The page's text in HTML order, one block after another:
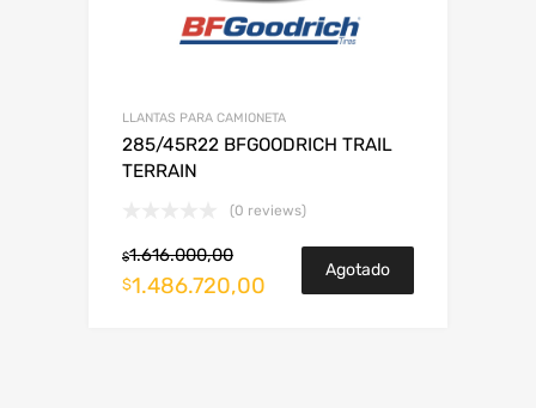
LLANTAS PARA CAMIONETA
285/45R22 BFGOODRICH TRAIL
TERRAIN
(0 reviews)
$1.616.000,00
$1.486.720,00
Agotado